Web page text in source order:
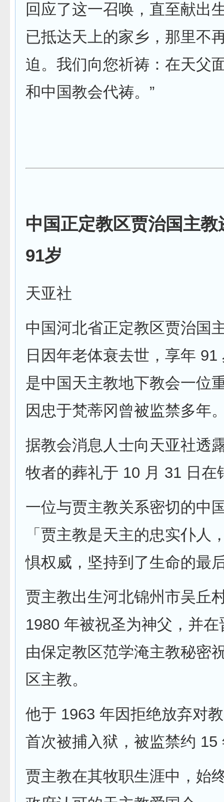
回应了这一召唤，直至献出
已抵达天上的家乡，那里不
迫。我们向您祈祷：在天父
和中国教会代祷。”
中国正定教区贾治国主教
91岁
天亚社
中国河北省正定教区贾治国
日因年老体衰去世，享年 91
是中国天主教地下教会一位
因忠于梵蒂冈曾被监禁多年
据教会消息人士向天亚社透
牧者的葬礼于 10 月 31 日在
一位与贾主教关系密切的中
「贾主教是天主的忠实仆人
惧权威，坚持到了生命的最
贾主教出生河北锦州市吴丘
1980 年被祝圣为神父，并
由保定教区范学淹主教秘密
区主教。
他于 1963 年因拒绝放弃对
首次被捕入狱，被监禁约 15
贾主教在其牧职生涯中，始